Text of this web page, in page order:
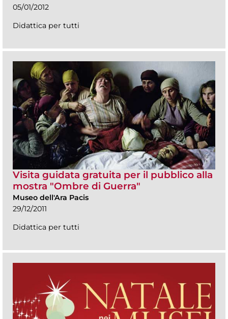
05/01/2012
Didattica per tutti
Visita guidata gratuita per il pubblico alla
mostra "Ombre di Guerra"
Museo dell'Ara Pacis
29/12/2011
Didattica per tutti